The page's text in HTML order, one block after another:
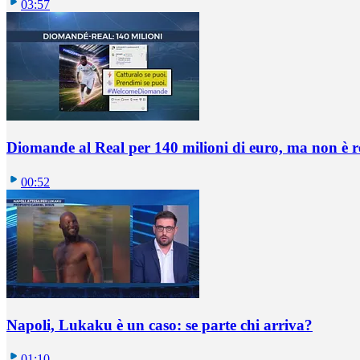
03:57
Diomande al Real per 140 milioni di euro, ma non è
00:52
Napoli, Lukaku è un caso: se parte chi arriva?